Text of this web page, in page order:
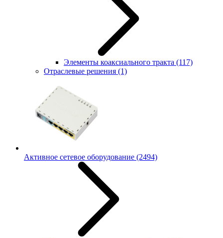
Элементы коаксиального тракта (117)
Отраслевые решения (1)
Активное сетевое оборудование (2494)